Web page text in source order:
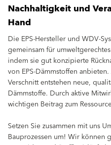
Nachhaltigkeit und
Hand
Die EPS-Hersteller und WDV-
gemeinsam für
indem sie gut konzipierte
von EPS-Dämmstoffen
Verschnitt entstehen neue,
Dämmstoffe. Durch aktive
wichtigen Beitrag zum
Setzen Sie zusammen mit uns
Bauprozessen um! Wir können